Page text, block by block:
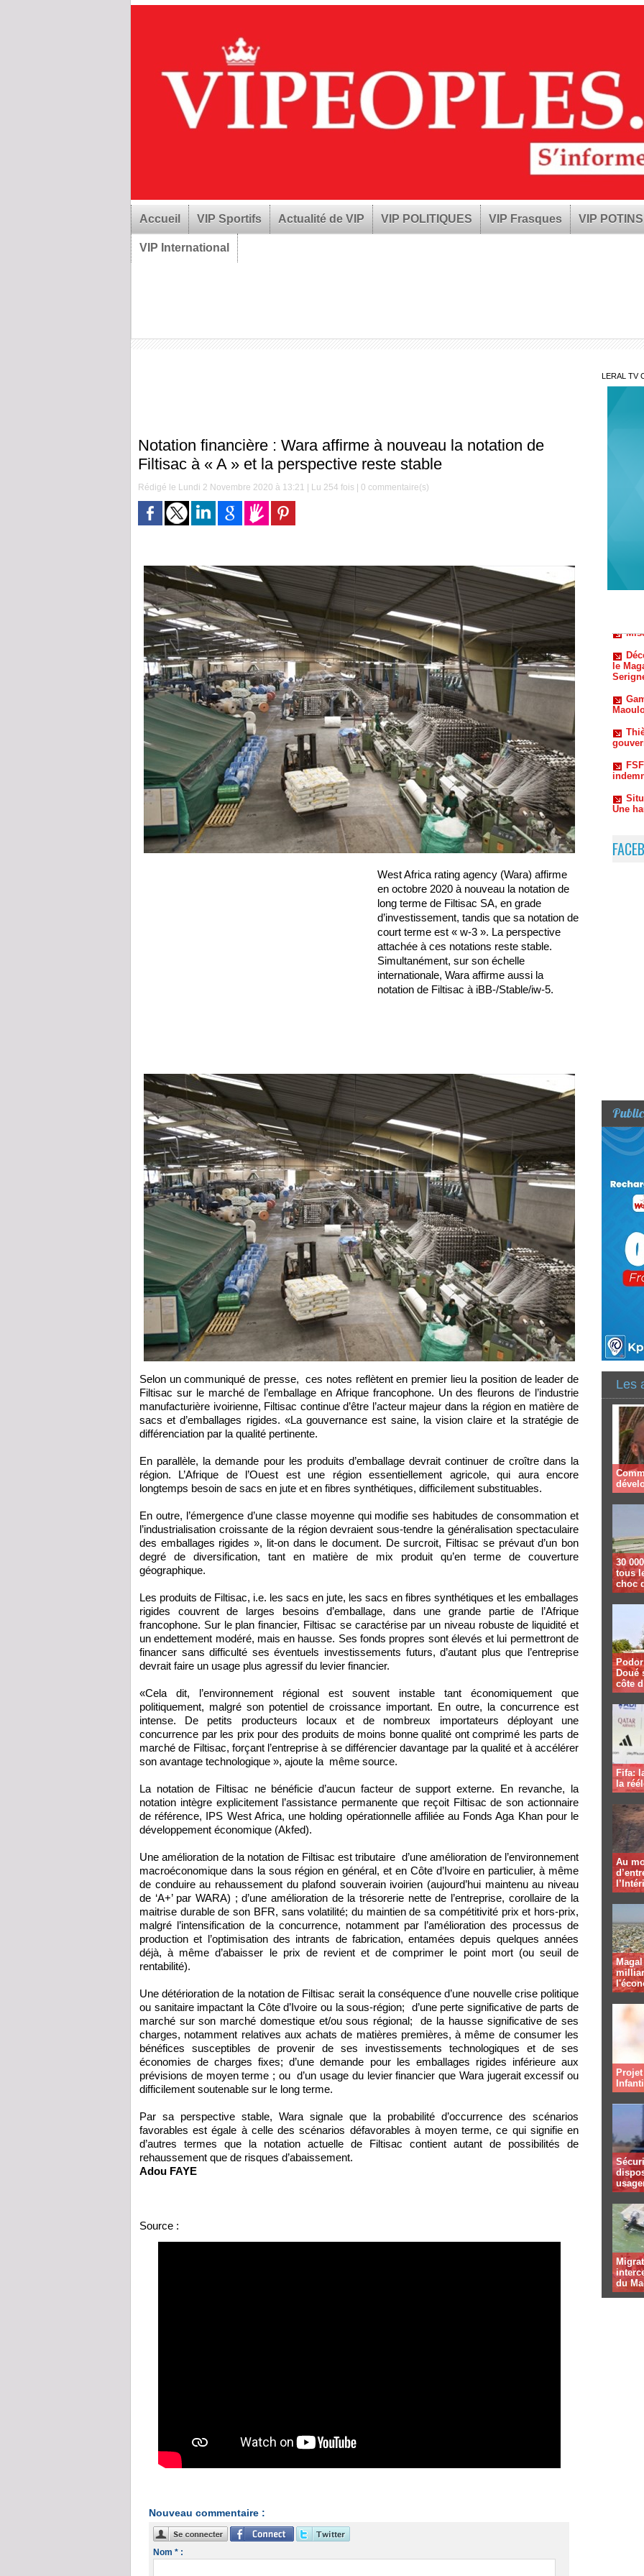
Accueil VIP Sportifs Actualité de VIP VIP POLITIQUES VIP Frasques VIP POTINS
VIP International
Notation financière : Wara affirme à nouveau la notation de
Filtisac à « A » et la perspective reste stable
Rédigé le Lundi 2 Novembre 2020 à 13:21 | Lu 254 fois | 0 commentaire(s)
West Africa rating agency (Wara) affirme
en octobre 2020 à nouveau la notation de
long terme de Filtisac SA, en grade
d’investissement, tandis que sa notation de
court terme est « w-3 ». La perspective
attachée à ces notations reste stable.
Simultanément, sur son échelle
internationale, Wara affirme aussi la
notation de Filtisac à iBB-/Stable/iw-5.
Selon un communiqué de presse, ces notes reflètent en premier lieu la position de leader de
Filtisac sur le marché de l’emballage en Afrique francophone. Un des fleurons de l’industrie
manufacturière ivoirienne, Filtisac continue d’être l’acteur majeur dans la région en matière de
sacs et d’emballages rigides. «La gouvernance est saine, la vision claire et la stratégie de
différenciation par la qualité pertinente.
En parallèle, la demande pour les produits d’emballage devrait continuer de croître dans la
région. L’Afrique de l’Ouest est une région essentiellement agricole, qui aura encore
longtemps besoin de sacs en jute et en fibres synthétiques, difficilement substituables.
En outre, l’émergence d’une classe moyenne qui modifie ses habitudes de consommation et
l’industrialisation croissante de la région devraient sous-tendre la généralisation spectaculaire
des emballages rigides », lit-on dans le document. De surcroit, Filtisac se prévaut d’un bon
degré de diversification, tant en matière de mix produit qu’en terme de couverture
géographique.
Les produits de Filtisac, i.e. les sacs en jute, les sacs en fibres synthétiques et les emballages
rigides couvrent de larges besoins d’emballage, dans une grande partie de l’Afrique
francophone. Sur le plan financier, Filtisac se caractérise par un niveau robuste de liquidité et
un endettement modéré, mais en hausse. Ses fonds propres sont élevés et lui permettront de
financer sans difficulté ses éventuels investissements futurs, d’autant plus que l’entreprise
devrait faire un usage plus agressif du levier financier.
«Cela dit, l’environnement régional est souvent instable tant économiquement que
politiquement, malgré son potentiel de croissance important. En outre, la concurrence est
intense. De petits producteurs locaux et de nombreux importateurs déployant une
concurrence par les prix pour des produits de moins bonne qualité ont comprimé les parts de
marché de Filtisac, forçant l’entreprise à se différencier davantage par la qualité et à accélérer
son avantage technologique », ajoute la même source.
La notation de Filtisac ne bénéficie d’aucun facteur de support externe. En revanche, la
notation intègre explicitement l’assistance permanente que reçoit Filtisac de son actionnaire
de référence, IPS West Africa, une holding opérationnelle affiliée au Fonds Aga Khan pour le
développement économique (Akfed).
Une amélioration de la notation de Filtisac est tributaire d’une amélioration de l’environnement
macroéconomique dans la sous région en général, et en Côte d’Ivoire en particulier, à même
de conduire au rehaussement du plafond souverain ivoirien (aujourd’hui maintenu au niveau
de ‘A+’ par WARA) ; d’une amélioration de la trésorerie nette de l’entreprise, corollaire de la
maitrise durable de son BFR, sans volatilité; du maintien de sa compétitivité prix et hors-prix,
malgré l’intensification de la concurrence, notamment par l’amélioration des processus de
production et l’optimisation des intrants de fabrication, entamées depuis quelques années
déjà, à même d’abaisser le prix de revient et de comprimer le point mort (ou seuil de
rentabilité).
Une détérioration de la notation de Filtisac serait la conséquence d’une nouvelle crise politique
ou sanitaire impactant la Côte d’Ivoire ou la sous-région; d’une perte significative de parts de
marché sur son marché domestique et/ou sous régional; de la hausse significative de ses
charges, notamment relatives aux achats de matières premières, à même de consumer les
bénéfices susceptibles de provenir de ses investissements technologiques et de ses
économies de charges fixes; d’une demande pour les emballages rigides inférieure aux
prévisions de moyen terme ; ou d’un usage du levier financier que Wara jugerait excessif ou
difficilement soutenable sur le long terme.
Par sa perspective stable, Wara signale que la probabilité d’occurrence des scénarios
favorables est égale à celle des scénarios défavorables à moyen terme, ce qui signifie en
d’autres termes que la notation actuelle de Filtisac contient autant de possibilités de
rehaussement que de risques d’abaissement.
Adou FAYE
Source :
Nouveau commentaire :
Nom * :
LERAL TV
Une
Les
30
tous
choc
Doué
côte
Fifa:
la
Au
du